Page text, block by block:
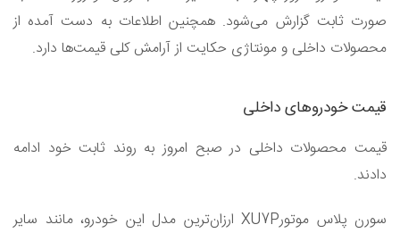
صورت ثابت گزارش می‌شود. همچنین اطلاعات به دست آمده از
محصولات داخلی و مونتاژی حکایت از آرامش کلی قیمت‌ها دارد.
قیمت خودرو‌های داخلی
قیمت محصولات داخلی در صبح امروز به روند ثابت خود ادامه
دادند.
سورن پلاس موتورXU7P ارزان‌ترین مدل این خودرو، مانند سایر